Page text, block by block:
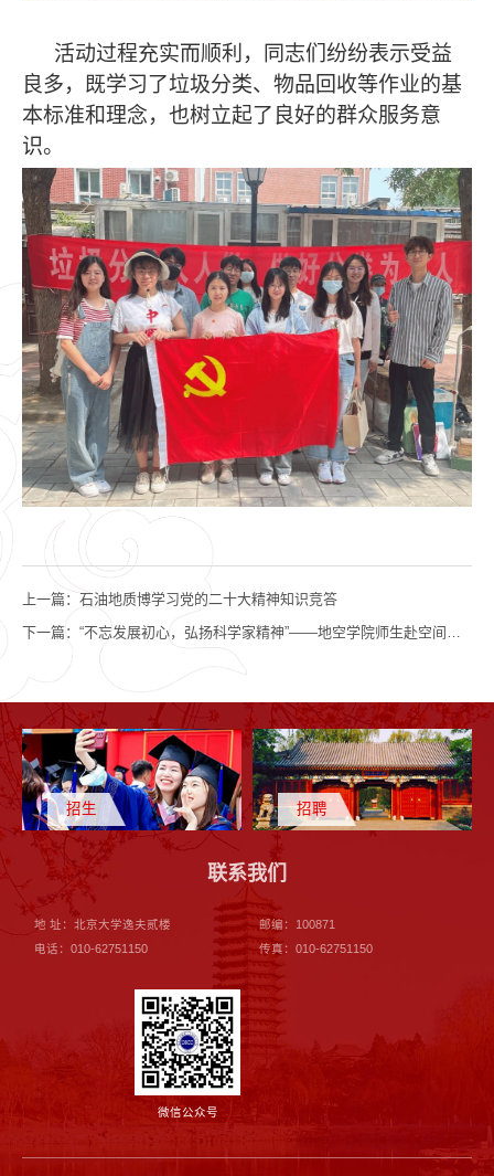
活动过程充实而顺利，同志们纷纷表示受益
良多，既学习了垃圾分类、物品回收等作业的基
本标准和理念，也树立起了良好的群众服务意
识。
上一篇： 石油地质博学习党的二十大精神知识竞答
下一篇： “不忘发展初心，弘扬科学家精神”——地空学院师生赴空间中心开展学术参访活动
招生 招聘
联系我们
地 址：北京大学逸夫贰楼
邮编：100871
电话：010-62751150
传真：010-62751150
微信公众号